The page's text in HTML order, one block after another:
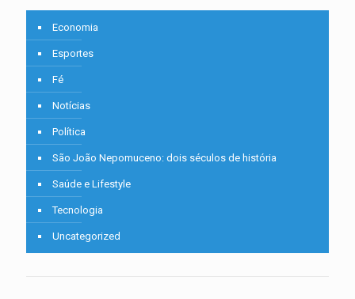
Economia
Esportes
Fé
Notícias
Política
São João Nepomuceno: dois séculos de história
Saúde e Lifestyle
Tecnologia
Uncategorized